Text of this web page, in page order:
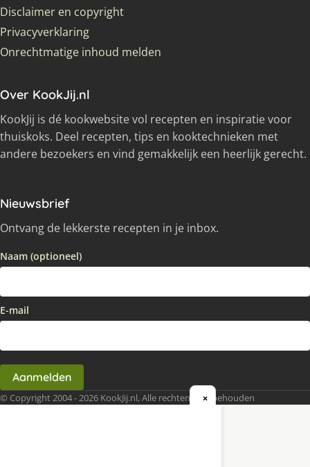
Disclaimer en copyright
Privacyverklaring
Onrechtmatige inhoud melden
Over KookJij.nl
KookJij is dé kookwebsite vol recepten en inspiratie voor
thuiskoks. Deel recepten, tips en kooktechnieken met
andere bezoekers en vind gemakkelijk een heerlijk gerecht.
Nieuwsbrief
Ontvang de lekkerste recepten in je inbox.
Naam (optioneel)
E-mail
Aanmelden
© Copyright 2004 - 2026 KookJij.nl, Alle rechten voorbehouden
×